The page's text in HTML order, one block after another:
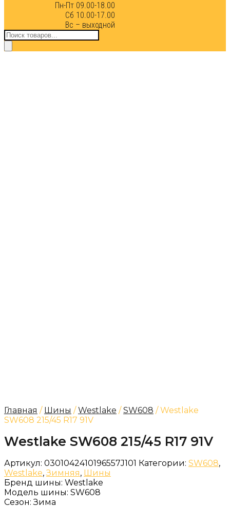
Пн-Пт 09.00-18.00
Сб 10.00-17.00
Вс – выходной
Поиск
товаров
Главная / Шины /Westlake /SW608 / Westlake
SW608 215/45 R17 91V
Westlake SW608 215/45 R17 91V
Артикул: 0301042410196557J101 Категории: SW608,
Westlake,Зимняя, Шины
Бренд шины: Westlake
Модель шины: SW608
Сезон:Зима